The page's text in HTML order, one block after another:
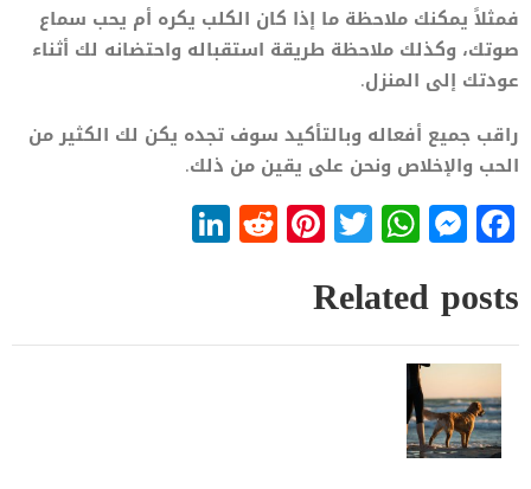
فمثلاً يمكنك ملاحظة ما إذا كان الكلب يكره أم يحب سماع
صوتك، وكذلك ملاحظة طريقة استقباله واحتضانه لك أثناء
عودتك إلى المنزل.
راقب جميع أفعاله وبالتأكيد سوف تجده يكن لك الكثير من
الحب والإخلاص ونحن على يقين من ذلك.
Facebook
Messenger
WhatsApp
Twitter
Pinterest
Reddit
Related posts